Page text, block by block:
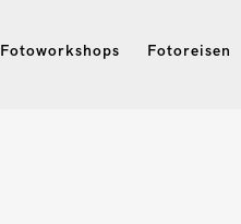
Fotoworkshops Fotoreisen